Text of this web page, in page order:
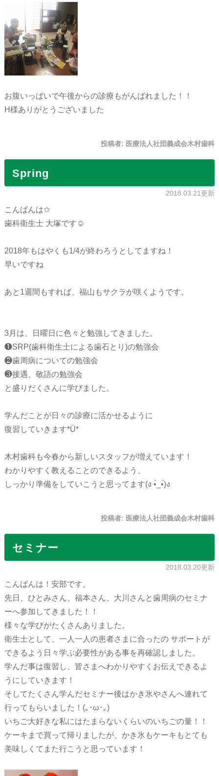
お腹いっぱいで午後からの診療もがんばれました！！
H様ありがとうございました
投稿者: 医療法人社団義成会木村歯科
Spring
2018.03.21更新
こんばんは✩
歯科衛生士 大塚です☺︎
2018年もはやくも1/4が終わろうとしてますね！
早いですね
あと1週間もすれば、福山もサクラが咲くようです。
3月は、日曜日に色々と勉強してきました。
❶SRP(歯科衛生士による歯石とり)の勉強会
❷歯周病についての勉強会
❸接遇、敬語の勉強会
と盛りだくさんに学びました。
学んだことが日々の診療に活かせるように
復習していきます*Ü*
木村歯科も今春から新しいスタッフが増えています！
わかりやすく教えることのできるよう、
しっかり準備をしていこうと思ってます(ง •̀_•́)ง
投稿者: 医療法人社団義成会木村歯科
セミナー
2018.03.20更新
こんばんは！安部です。
先日、ひとみさん、福本さん、大川さんと歯周病のセミナ
ーへ参加してきました！！
様々な学びがたくさんありました。
衛生士として、一人一人の患者さまに合ったの サポートが
できるよう日々学ぶ必要性がある事を再確認しました。
学んだ事は復習し、皆さまへわかりやすくお伝えできるよ
うにしていきます！
そしてたくさん学んだセミナー後はかき氷やさんへ連れて
行ってもらいました！(｡･ω･｡)
いちご大好きな私にはたまらないくらいのいちごの量！！
ケーキまで買って帰りましたが、かき氷もケーキもとても
美味しくてまた行こうと思っています！